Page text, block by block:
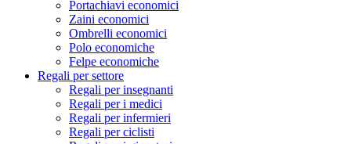
Portachiavi economici
Zaini economici
Ombrelli economici
Polo economiche
Felpe economiche
Regali per settore
Regali per insegnanti
Regali per i medici
Regali per infermieri
Regali per ciclisti